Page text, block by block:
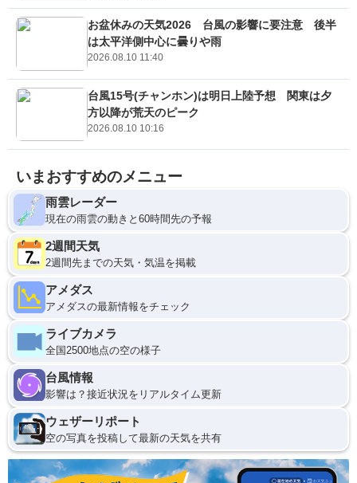
お盆休みの天気2026 台風の影響に要注意 後半
は太平洋側中心に曇りや雨
2026.08.10 11:40
台風15号(チャンホン)は明日上陸予想 関東は夕
方以降が荒天のピーク
2026.08.10 10:16
いまおすすめのメニュー
雨雲レーダー
現在の雨雲の動きと60時間先の予報
2週間天気
2週間先までの天気・気温を掲載
アメダス
アメダスの最新情報をチェック
ライブカメラ
全国2500地点の空の様子
台風情報
影響は？接近状況をリアルタイム更新
ウェザーリポート
空の写真を投稿して最新の天気を共有